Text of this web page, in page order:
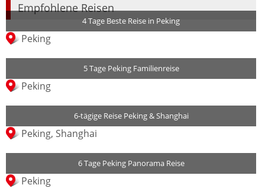
Empfohlene Reisen
4 Tage Beste Reise in Peking
Peking
5 Tage Peking Familienreise
Peking
6-tägige Reise Peking & Shanghai
Peking, Shanghai
6 Tage Peking Panorama Reise
Peking